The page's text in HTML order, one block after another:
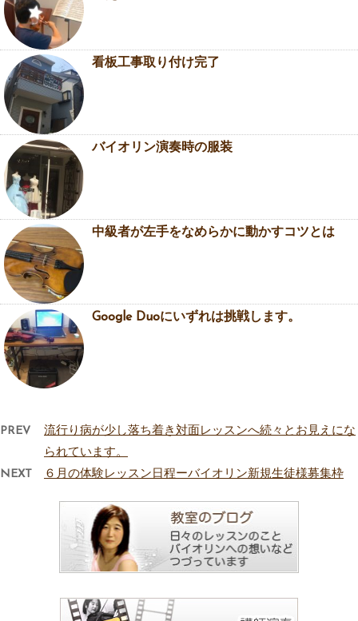
看板工事取り付け完了
バイオリン演奏時の服装
中級者が左手をなめらかに動かすコツとは
Google Duoにいずれは挑戦します。
PREV
流行り病が少し落ち着き対面レッスンへ続々とお見えにな
られています。
NEXT
６月の体験レッスン日程ーバイオリン新規生徒様募集枠